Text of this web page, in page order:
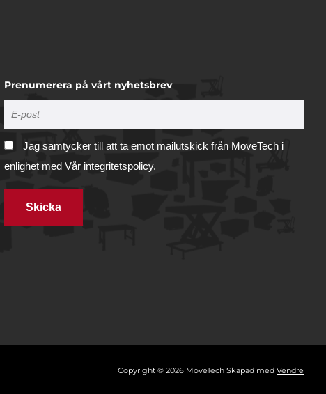
och
vi
Visa detaljer
Prenumerera på vårt nyhetsbrev
Jag samtycker till att ta emot mailutskick från MoveTech i
enlighet med Vår integritetspolicy.
Skicka
Copyright © 2026 MoveTech Skapad med Vendre